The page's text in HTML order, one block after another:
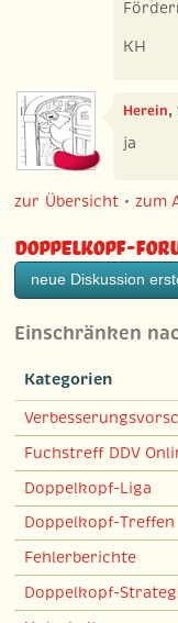
KH
Herein,
ja
zur Übersicht •zum
Doppelkopf-
neue Diskussion
Einschränken
Kategorien
Fuchstreff DDV
Doppelkopf-Liga
Doppelkopf-Treffen
Fehlerberichte
Doppelkopf-